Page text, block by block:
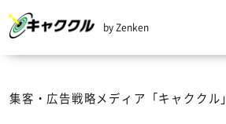
by Zenken
集客・広告戦略メディア「キャククル」